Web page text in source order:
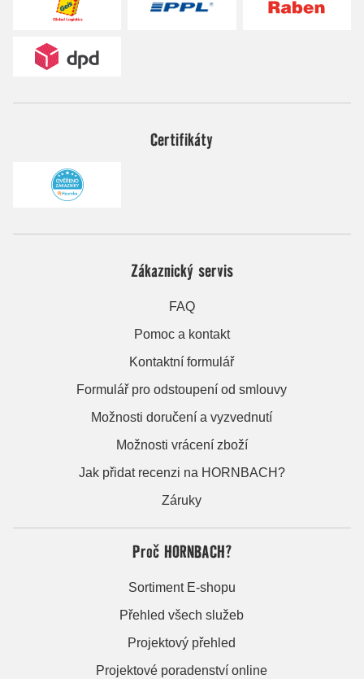
Certifikáty
Zákaznický servis
FAQ
Pomoc a kontakt
Kontaktní formulář
Formulář pro odstoupení od smlouvy
Možnosti doručení a vyzvednutí
Možnosti vrácení zboží
Jak přidat recenzi na HORNBACH?
Záruky
Proč HORNBACH?
Sortiment E-shopu
Přehled všech služeb
Projektový přehled
Projektové poradenství online